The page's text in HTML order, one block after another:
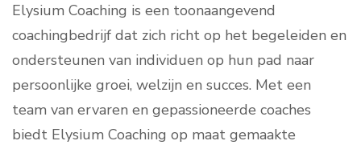
Elysium Coaching is een toonaangevend
coachingbedrijf dat zich richt op het begeleiden en
ondersteunen van individuen op hun pad naar
persoonlijke groei, welzijn en succes. Met een
team van ervaren en gepassioneerde coaches
biedt Elysium Coaching op maat gemaakte